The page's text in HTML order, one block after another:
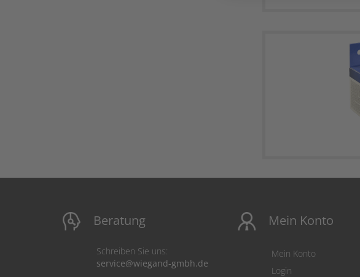
Beratung
Schreiben Sie uns:
service@wiegand-gmbh.de
Mein Konto
Mein Konto
Login